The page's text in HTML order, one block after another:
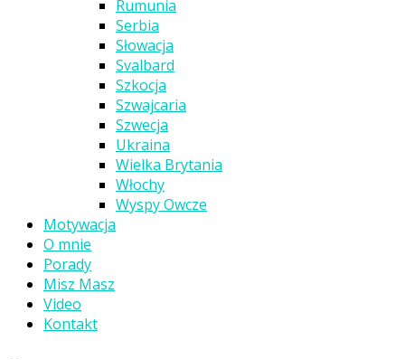
Rumunia
Serbia
Słowacja
Svalbard
Szkocja
Szwajcaria
Szwecja
Ukraina
Wielka Brytania
Włochy
Wyspy Owcze
Motywacja
O mnie
Porady
Misz Masz
Video
Kontakt